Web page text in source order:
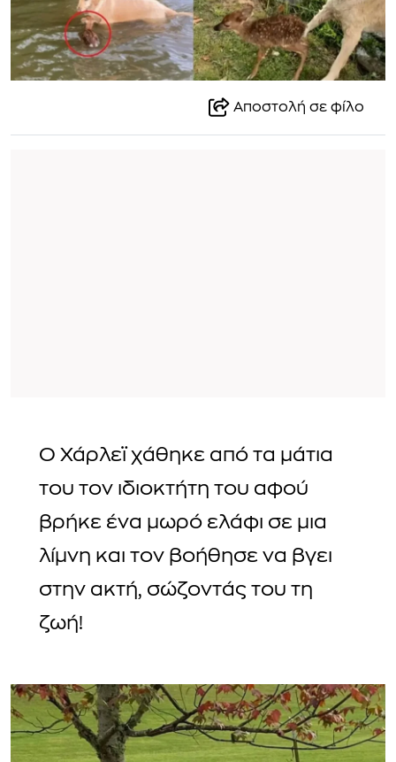
Αποστολή σε φίλο
Ο Χάρλεϊ χάθηκε από τα μάτια
του τον ιδιοκτήτη του αφού
βρήκε ένα μωρό ελάφι σε μια
λίμνη και τον βοήθησε να βγει
στην ακτή, σώζοντάς του τη
ζωή!